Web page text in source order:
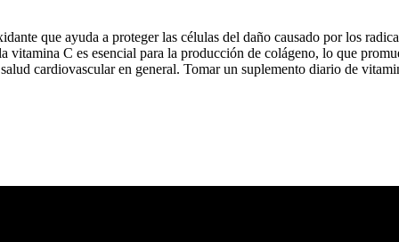
que ayuda a proteger las células del daño causado por los
C es esencial para la producción de colágeno, lo que
cardiovascular en general. Tomar un suplemento diario de